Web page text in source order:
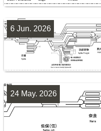
楽天市場 書泉
6 Jun. 2026
24 May. 2026